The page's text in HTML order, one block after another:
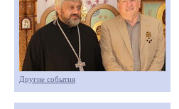
Другие события